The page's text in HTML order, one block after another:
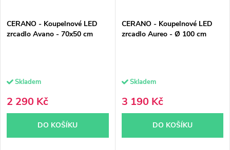
CERANO - Koupelnové LED
zrcadlo Avano - 70x50 cm
Skladem
2 290 Kč
DO KOŠÍKU
CERANO - Koupelnové LED
zrcadlo Aureo - Ø 100 cm
Skladem
3 190 Kč
DO KOŠÍKU